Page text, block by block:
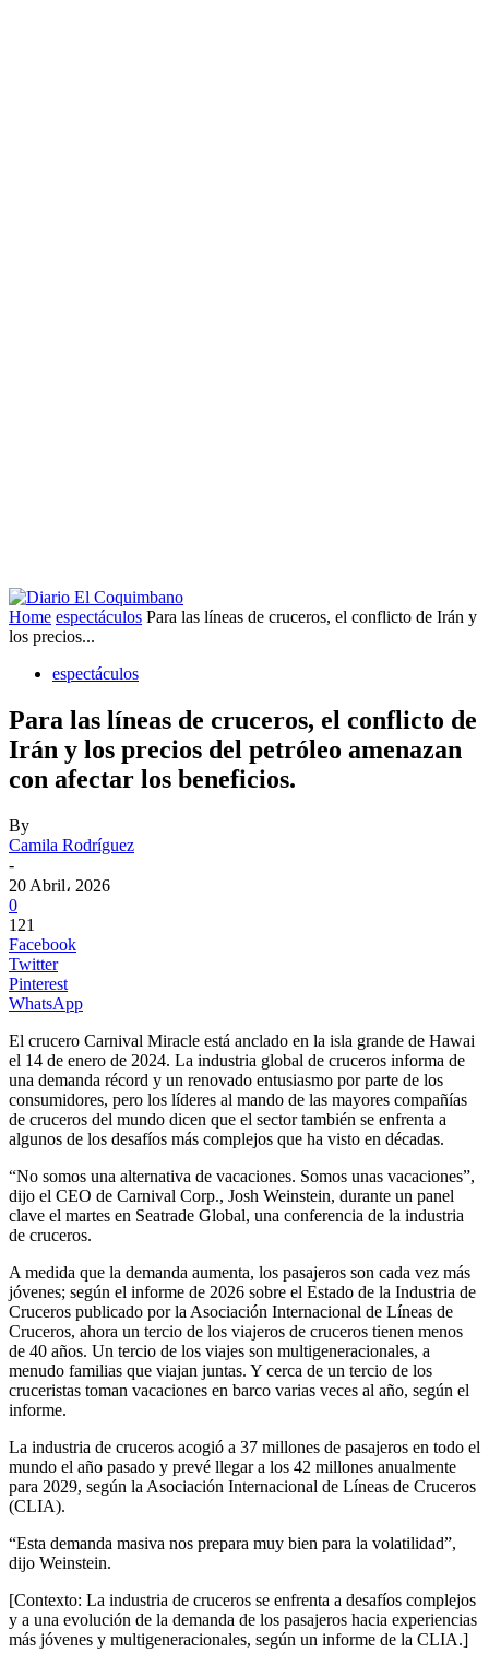
Home espectáculos Para las líneas de cruceros, el conflicto de Irán y
los precios...
espectáculos
Para las líneas de cruceros, el conflicto de
Irán y los precios del petróleo amenazan
con afectar los beneficios.
By
Camila Rodríguez
-
20 Abril، 2026
0
121
Facebook
Twitter
Pinterest
WhatsApp
El crucero Carnival Miracle está anclado en la isla grande de Hawai
el 14 de enero de 2024. La industria global de cruceros informa de
una demanda récord y un renovado entusiasmo por parte de los
consumidores, pero los líderes al mando de las mayores compañías
de cruceros del mundo dicen que el sector también se enfrenta a
algunos de los desafíos más complejos que ha visto en décadas.
“No somos una alternativa de vacaciones. Somos unas vacaciones”,
dijo el CEO de Carnival Corp., Josh Weinstein, durante un panel
clave el martes en Seatrade Global, una conferencia de la industria
de cruceros.
A medida que la demanda aumenta, los pasajeros son cada vez más
jóvenes; según el informe de 2026 sobre el Estado de la Industria de
Cruceros publicado por la Asociación Internacional de Líneas de
Cruceros, ahora un tercio de los viajeros de cruceros tienen menos
de 40 años. Un tercio de los viajes son multigeneracionales, a
menudo familias que viajan juntas. Y cerca de un tercio de los
cruceristas toman vacaciones en barco varias veces al año, según el
informe.
La industria de cruceros acogió a 37 millones de pasajeros en todo el
mundo el año pasado y prevé llegar a los 42 millones anualmente
para 2029, según la Asociación Internacional de Líneas de Cruceros
(CLIA).
“Esta demanda masiva nos prepara muy bien para la volatilidad”,
dijo Weinstein.
[Contexto: La industria de cruceros se enfrenta a desafíos complejos
y a una evolución de la demanda de los pasajeros hacia experiencias
más jóvenes y multigeneracionales, según un informe de la CLIA.]